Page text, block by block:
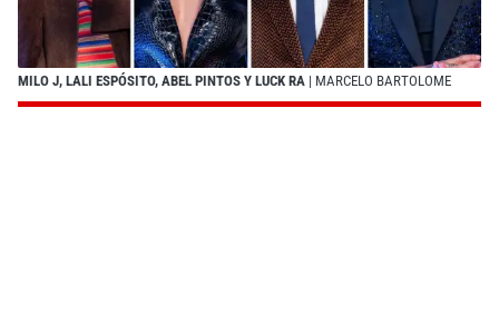
MILO J, LALI ESPÓSITO, ABEL PINTOS Y LUCK RA | MARCELO BARTOLOME